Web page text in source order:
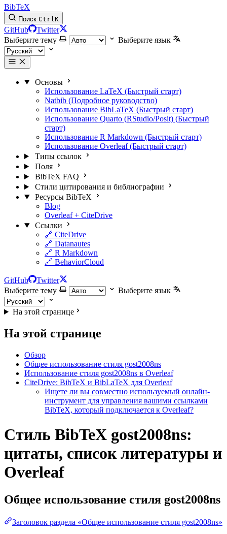
BibTeX
Поиск CtrlK
GitHub
Twitter
Выберите тему
Выберите язык
Основы
Использование LaTeX (Быстрый старт)
Natbib (Подробное руководство)
Использование BibLaTeX (Быстрый старт)
Использование Quarto (RStudio/Posit) (Быстрый
старт)
Использование R Markdown (Быстрый старт)
Использование Overleaf (Быстрый старт)
Типы ссылок
Поля
BibTeX FAQ
Стили цитирования и библиографии
Ресурсы BibTeX
Blog
Overleaf + CiteDrive
Ссылки
🔗 CiteDrive
🔗 Datanautes
🔗 R Markdown
🔗 BehaviorCloud
GitHub
Twitter
Выберите тему
Выберите язык
На этой странице
На этой странице
Обзор
Общее использование стиля gost2008ns
Использование стиля gost2008ns в Overleaf
CiteDrive: BibTeX и BibLaTeX для Overleaf
Ищете ли вы совместно используемый онлайн-
инструмент для управления вашими ссылками
BibTeX, который подключается к Overleaf?
Стиль BibTeX gost2008ns:
цитаты, список литературы и
Overleaf
Общее использование стиля gost2008ns
Заголовок раздела «Общее использование стиля gost2008ns»